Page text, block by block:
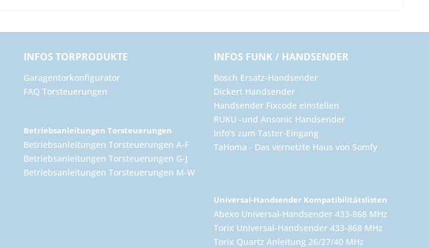
INFOS TORPRODUKTE
Garagentorkonfigurator
FAQ Torsteuerungen
Betriebsanleitungen Torsteuerungen
Betriebsanleitungen Torsteuerungen A-F
Betriebsanleitungen Torsteuerungen G-J
Betriebsanleitungen Torsteuerungen M-W
INFOS FUNK / HANDSENDER
Bosch Ersatz-Handsender
Dickert Handsender
Handsender Fixcode einstellen
RUKU -und Ansonic Handsender
Info's zum Taster-Eingang
TaHoma - Das vernetzte Haus von Somfy
Universal-Handsender Kompatibilitätslisten
Abexo Universal-Handsender 433-868 MHz
Torix Universal-Handsender 433-868 MHz
Torix Quartz Anleitung 26/27/40 MHz